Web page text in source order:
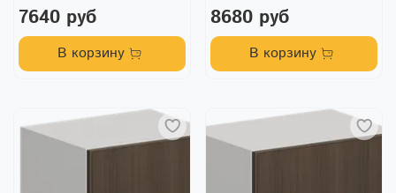
7640 руб
В корзину
8680 руб
В корзину